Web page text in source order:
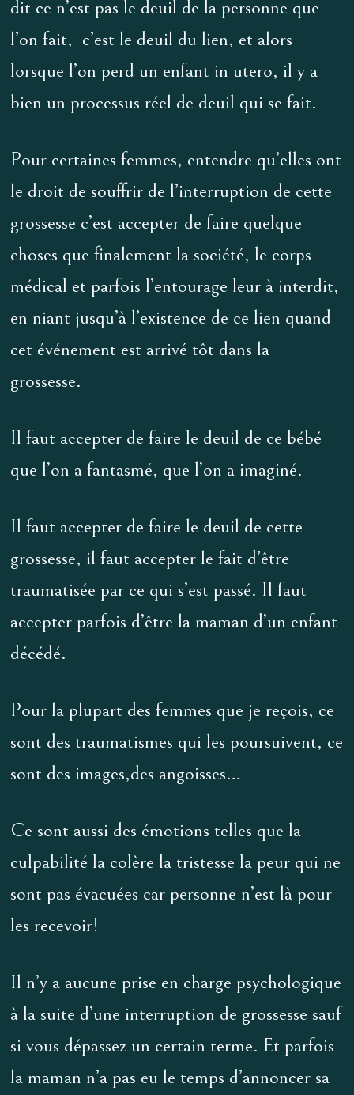
dit ce n’est pas le deuil de la personne que
l’on fait, c’est le deuil du lien, et alors
lorsque l’on perd un enfant in utero, il y a
bien un processus réel de deuil qui se fait.
Pour certaines femmes, entendre qu’elles ont
le droit de souffrir de l’interruption de cette
grossesse c’est accepter de faire quelque
choses que finalement la société, le corps
médical et parfois l’entourage leur à interdit,
en niant jusqu’à l’existence de ce lien quand
cet événement est arrivé tôt dans la
grossesse.
Il faut accepter de faire le deuil de ce bébé
que l’on a fantasmé, que l’on a imaginé.
Il faut accepter de faire le deuil de cette
grossesse, il faut accepter le fait d’être
traumatisée par ce qui s’est passé. Il faut
accepter parfois d’être la maman d’un enfant
décédé.
Pour la plupart des femmes que je reçois, ce
sont des traumatismes qui les poursuivent, ce
sont des images,des angoisses…
Ce sont aussi des émotions telles que la
culpabilité la colère la tristesse la peur qui ne
sont pas évacuées car personne n’est là pour
les recevoir!
Il n’y a aucune prise en charge psychologique
à la suite d’une interruption de grossesse sauf
si vous dépassez un certain terme. Et parfois
la maman n’a pas eu le temps d’annoncer sa